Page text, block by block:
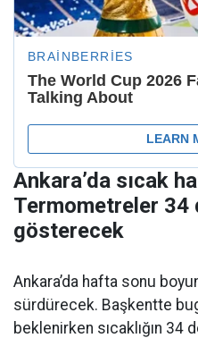
Ankara’da sıcak
Termometreler 34
gösterecek
Ankara’da hafta sonu
sürdürecek. Başkentte
beklenirken sıcaklığın